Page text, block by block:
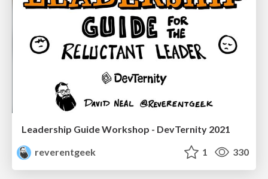
Leadership Guide Workshop - DevTernity 2021
reverentgeek
1 330